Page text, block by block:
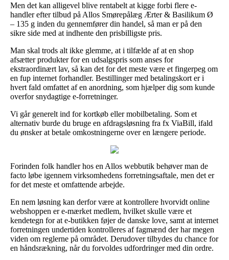
Men det kan alligevel blive rentabelt at kigge forbi flere e-
handler efter tilbud på Allos Smørepålæg Ærter & Basilikum Ø
– 135 g inden du gennemfører din handel, så man er på den
sikre side med at indhente den prisbilligste pris.
Man skal trods alt ikke glemme, at i tilfælde af at en shop
afsætter produkter for en udsalgspris som anses for
ekstraordinært lav, så kan det for det meste være et fingerpeg om
en fup internet forhandler. Bestillinger med betalingskort er i
hvert fald omfattet af en anordning, som hjælper dig som kunde
overfor snydagtige e-forretninger.
Vi går generelt ind for kortkøb eller mobilbetaling. Som et
alternativ burde du bruge en afdragsløsning fra fx ViaBill, ifald
du ønsker at betale omkostningerne over en længere periode.
Forinden folk handler hos en Allos webbutik behøver man de
facto løbe igennem virksomhedens forretningsaftale, men det er
for det meste et omfattende arbejde.
En nem løsning kan derfor være at kontrollere hvorvidt online
webshoppen er e-mærket medlem, hvilket skulle være et
kendetegn for at e-butikken føjer de danske love, samt at internet
forretningen undertiden kontrolleres af fagmænd der har megen
viden om reglerne på området. Derudover tilbydes du chance for
en håndsrækning, når du forvoldes udfordringer med din ordre.